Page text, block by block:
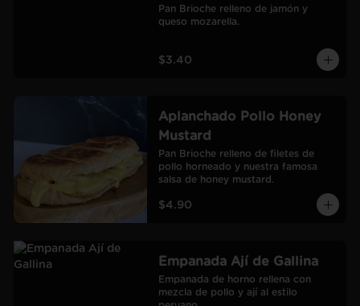
Pan Brioche relleno de jamón y
queso mozarella.
$3.40
Aplanchado Pollo Honey
Mustard
Pan Brioche relleno de filetes de
pollo horneado y nuestra famosa
salsa de honey mustard.
$4.90
Empanada Ají de Gallina
Empanada de horno rellena con
mezcla de pollo y ají al estilo